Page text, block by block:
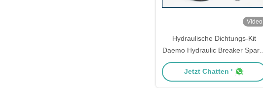
Video
Hydraulische Dichtungs-Kit
Daemo Hydraulic Breaker Spare-
Teile des Unterbrecher-DMB-360
Jetzt Chatten '